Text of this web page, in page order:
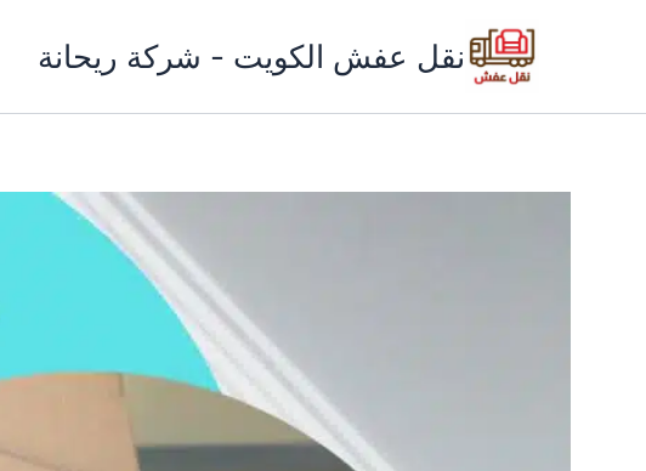
نقل عفش الكويت - شركة ريحانة